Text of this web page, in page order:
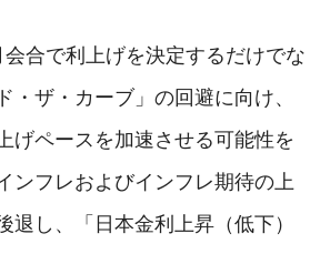
合で利上げを決定するだけでな
・ザ・カーブ」の回避に向け、
げペースを加速させる可能性を
ンフレおよびインフレ期待の上
退し、「日本金利上昇（低下）